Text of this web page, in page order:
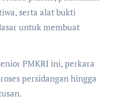
serta alat bukti
untuk membuat
PMKRI ini, perkara
persidangan hingga